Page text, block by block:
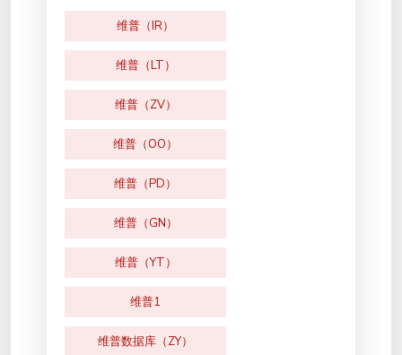
维普（IR）
维普（LT）
维普（ZV）
维普（OO）
维普（PD）
维普（GN）
维普（YT）
维普1
维普数据库（ZY）